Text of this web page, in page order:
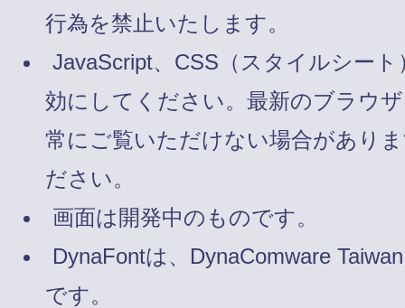
行為を禁止いたします。
JavaScript、CSS（スタイルシート
効にしてください。最新のブラウ
常にご覧いただけない場合があり
ださい。
画面は開発中のものです。
DynaFontは、DynaComware
です。